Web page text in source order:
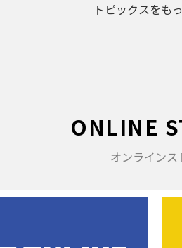
トピックスをも
ONLINE
オンラインス